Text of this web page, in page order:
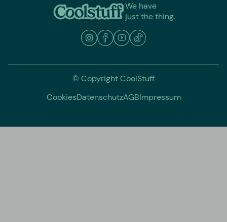
We have
just the thing.
© Copyright CoolStuff
CookiesDatenschutzAGBImpressum